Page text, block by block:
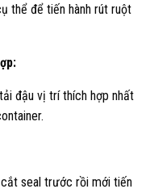
thể để tiến hành rút ruột
đậu vị trí thích hợp nhất
cắt seal trước rồi mới tiến